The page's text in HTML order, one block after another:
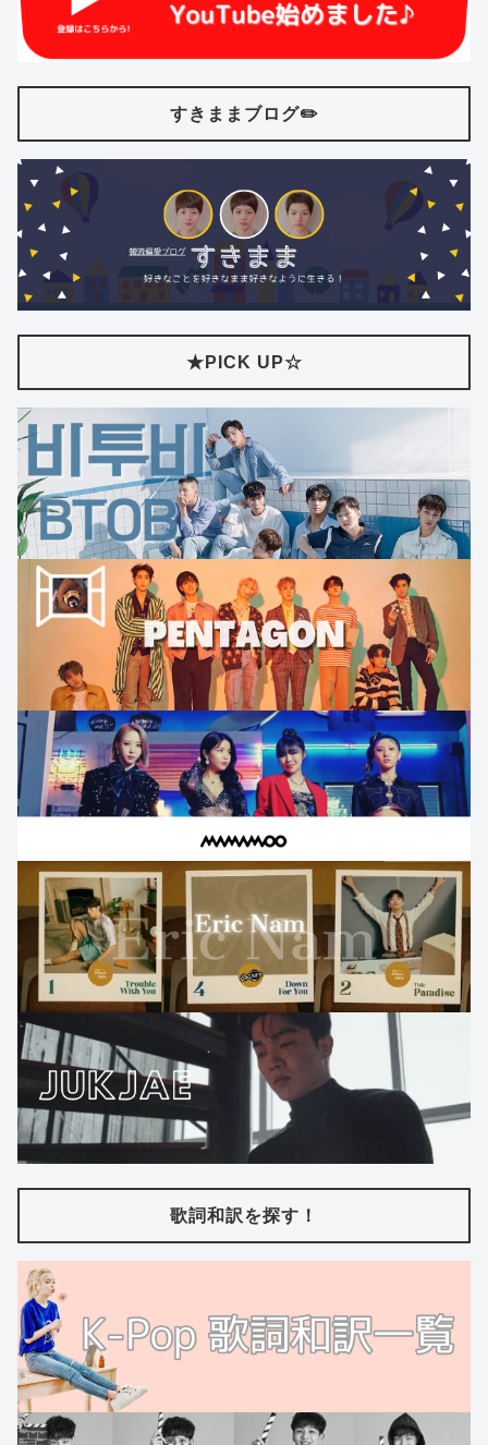
すきままブログ✏️
★PICK UP☆
歌詞和訳を探す！